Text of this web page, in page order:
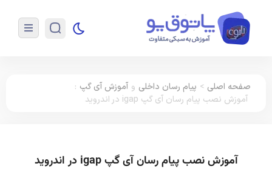
صفحه اصلی > پیام رسان داخلی و آموزش آی گپ :
آموزش نصب پیام رسان آی گپ igap در اندروید
آموزش نصب پیام رسان آی گپ igap در اندروید